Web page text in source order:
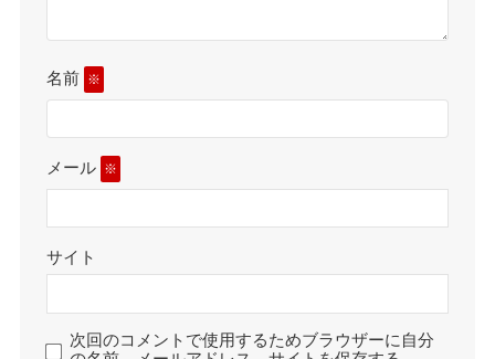
名前 ※
メール ※
サイト
次回のコメントで使用するためブラウザーに自分